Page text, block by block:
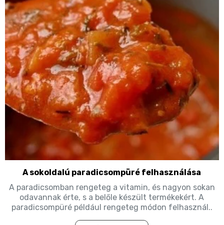
A sokoldalú paradicsompüré felhasználása
A paradicsomban rengeteg a vitamin, és nagyon sokan
odavannak érte, s a belőle készült termékekért. A
paradicsompüré például rengeteg módon felhasznál..